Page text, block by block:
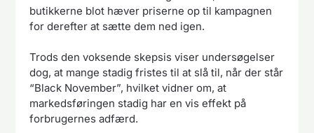
butikkerne blot hæver priserne op til kampagnen
for derefter at sætte dem ned igen.
Trods den voksende skepsis viser undersøgelser
dog, at mange stadig fristes til at slå til, når der står
“Black November”, hvilket vidner om, at
markedsføringen stadig har en vis effekt på
forbrugernes adfærd.